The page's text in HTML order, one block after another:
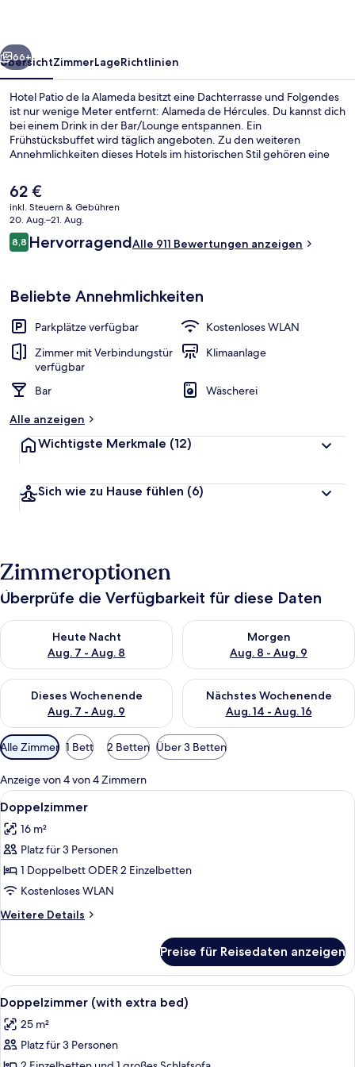
Weiter
66+
ÜbersichtZimmerLageRichtlinien
Hotel Patio de la Alameda besitzt eine Dachterrasse und Folgendes
ist nur wenige Meter entfernt: Alameda de Hércules. Du kannst dich
bei einem Drink in der Bar/Lounge entspannen. Ein
Frühstücksbuffet wird täglich angeboten. Zu den weiteren
Annehmlichkeiten dieses Hotels im historischen Stil gehören eine
das hilfsbereite Personal und den Allgemeinzustand.
Der
aktuelle
Preis
beträgt
62 €.
62 €
inkl. Steuern & Gebühren
20. Aug.–21. Aug.
Bewertungen
8,88,8 von 10.
HervorragendAlle 911 Bewertungen anzeigen
Beliebte Annehmlichkeiten
Parkplätze verfügbar
Kostenloses WLAN
Zimmer mit Verbindungstür
verfügbar
Klimaanlage
Bar
Wäscherei
Alle anzeigen
Wichtigste Merkmale (12)
Sich wie zu Hause fühlen (6)
Zimmeroptionen
Überprüfe die Verfügbarkeit für diese Daten
Heute Nacht
Aug. 7 - Aug. 8
Überprüfe die Verfügbarkeit für heute Nacht, Aug. 7 - Aug. 8.
Morgen
Aug. 8 - Aug. 9
Überprüfe die Verfügbarkeit
Dieses Wochenende
Aug. 7 - Aug. 9
Überprüfe die Verfügbarkeit für dieses Wochenende, Aug. 7
Nächstes Wochenende
Aug. 14 - Aug. 16
Überprüfe die Verfügbarkeit
Verfügbare
Filter
für
Zimmer
Alle Zimmer 1 Bett 2 Betten Über 3 Betten
Anzeige von 4 von 4 Zimmern
Alle
Fotos
für
Doppelzimmer
anzeigen
Ein Hotelzimmer mit Bett, Nachttisch,
23
Doppelzimmer
16 m²
Platz für 3 Personen
1 Doppelbett ODER 2 Einzelbetten
Kostenloses WLAN
Weitere Details
Weitere
Preise für Reisedaten anzeigen
Alle
Fotos
für
Doppelzimmer
Ein Hotelzimmer mit zwei Betten,
11
Doppelzimmer (with extra bed)
25 m²
Platz für 3 Personen